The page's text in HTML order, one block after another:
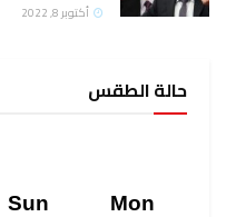
أكتوبر 8, 2022
حالة الطقس